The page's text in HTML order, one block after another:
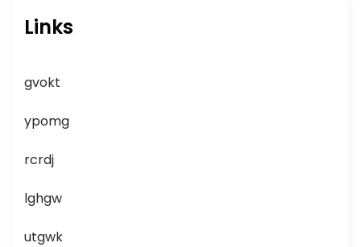
Links
gvokt
ypomg
rcrdj
lghgw
utgwk